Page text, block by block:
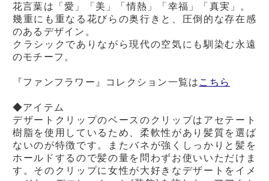
花言葉は「愛」「美」「情熱」「幸福」「真実」。
幾重にも重なる花びらの奥行きと、圧倒的な存在感
のあるデザイン。
クラシックでありながら現代の空気にも馴染む永遠
のモチーフ。
『ファンフラワー』コレクション一覧は こちら
◆アイテム
デザートクリップのベースのクリップはアセテート
樹脂を使用しているため、柔軟性があり髪質を選ば
ないのが特徴です。またバネが強くしっかりと髪を
ホールドするので髪の量を問わずお使いいただけま
す。そのクリップに女性が大好きなデザートをイメ